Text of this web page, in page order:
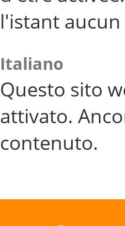
l'istant
Italiano
Questo sito
attivato.
contenuto.